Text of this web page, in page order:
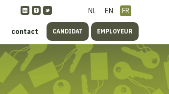
NL EN FR
contact CANDIDAT EMPLOYEUR